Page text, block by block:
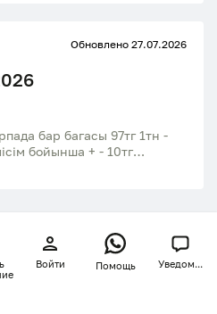
Обновлено 27.07.2026
бар багасы 97тг 1тн -
бойынша + - 10тг
Войти Помощь Уведом...